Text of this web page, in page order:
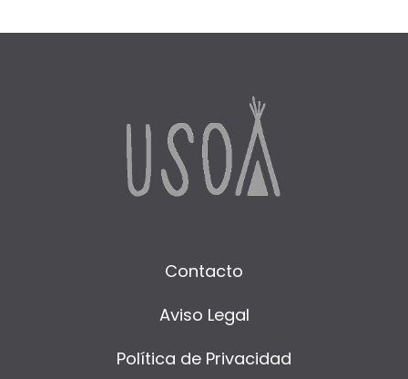
Contacto
Aviso Legal
Política de Privacidad